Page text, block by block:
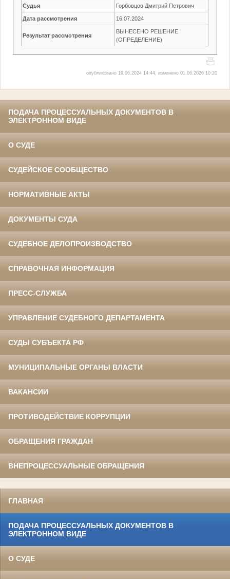
Судья Горбовцов Дмитрий Петрович
Дата рассмотрения 16.07.2024
Результат рассмотрения
ВЫНЕСЕНО РЕШЕНИЕ
(ОПРЕДЕЛЕНИЕ)
опубликовано 19.06.2024 14:44, изменено 01.06.2026 10:20
ПОДАЧА ПРОЦЕССУАЛЬНЫХ ДОКУМЕНТОВ В
ЭЛЕКТРОННОМ ВИДЕ
О СУДЕ
СУДЕЙСКОЕ СООБЩЕСТВО
НОРМАТИВНЫЕ АКТЫ
ДОКУМЕНТЫ СУДА
СУДЕБНОЕ ДЕЛОПРОИЗВОДСТВО
СПРАВОЧНАЯ ИНФОРМАЦИЯ
ПРЕСС-СЛУЖБА
УПРАВЛЕНИЕ СУДЕБНОГО ДЕПАРТАМЕНТА
СУДЫ СУБЪЕКТА РФ
МУНИЦИПАЛЬНЫЕ ОРГАНЫ ВЛАСТИ
ВАКАНСИИ
ПРОТИВОДЕЙСТВИЕ КОРРУПЦИИ
ОБРАЩЕНИЯ ГРАЖДАН
ВНЕПРОЦЕССУАЛЬНЫЕ ОБРАЩЕНИЯ
ГЛАВНАЯ
ПОДАЧА ПРОЦЕССУАЛЬНЫХ ДОКУМЕНТОВ В
ЭЛЕКТРОННОМ ВИДЕ
О СУДЕ